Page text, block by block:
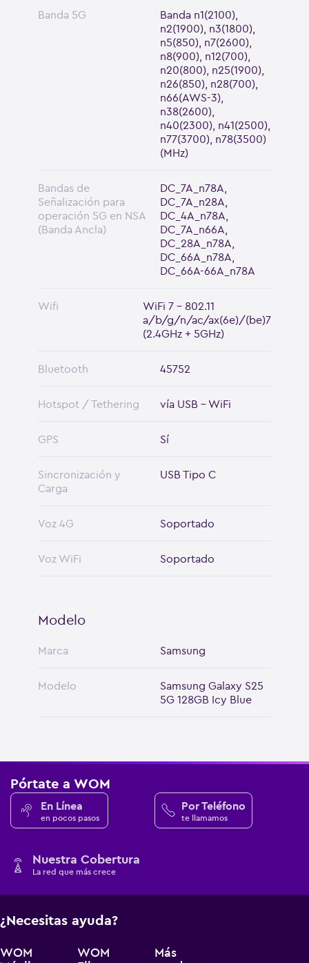
Banda 5G
Banda n1(2100),
n2(1900), n3(1800),
n5(850), n7(2600),
n8(900), n12(700),
n20(800), n25(1900),
n26(850), n28(700),
n66(AWS-3),
n38(2600),
n40(2300), n41(2500),
n77(3700), n78(3500)
(MHz)
Bandas de
Señalización para
operación 5G en NSA
(Banda Ancla)
DC_7A_n78A,
DC_7A_n28A,
DC_4A_n78A,
DC_7A_n66A,
DC_28A_n78A,
DC_66A_n78A,
DC_66A-66A_n78A
Wifi
WiFi 7 - 802.11
a/b/g/n/ac/ax(6e)/(be)7
(2.4GHz + 5GHz)
Bluetooth 45752
Hotspot / Tethering vía USB - WiFi
GPS Sí
Sincronización y
Carga
USB Tipo C
Voz 4G Soportado
Voz WiFi Soportado
Modelo
Marca Samsung
Modelo
Samsung Galaxy S25
5G 128GB Icy Blue
Pórtate a WOM
En Línea
en pocos pasos
Por Teléfono
te llamamos
Nuestra Cobertura
La red que más crece
¿Necesitas ayuda?
WOM
WOM
Más